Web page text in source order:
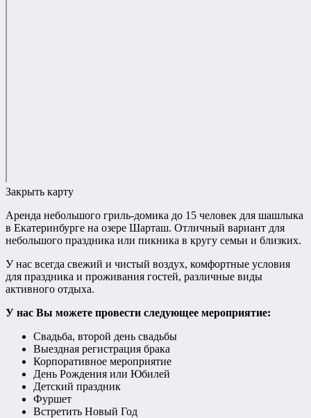
Закрыть карту
Аренда небольшого гриль-домика до 15 человек для шашлыка
в Екатеринбурге на озере Шарташ. Отличный вариант для
небольшого праздника или пикника в кругу семьи и близких.
У нас всегда свежий и чистый воздух, комфортные условия
для праздника и проживания гостей, различные виды
активного отдыха.
У нас Вы можете провести следующее мероприятие:
Свадьба, второй день свадьбы
Выездная регистрация брака
Корпоративное мероприятие
День Рождения или Юбилей
Детский праздник
Фуршет
Встретить Новый Год